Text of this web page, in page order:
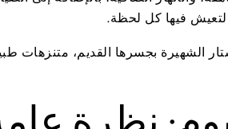
الشهيرة بجسرها القديم، متنزهات